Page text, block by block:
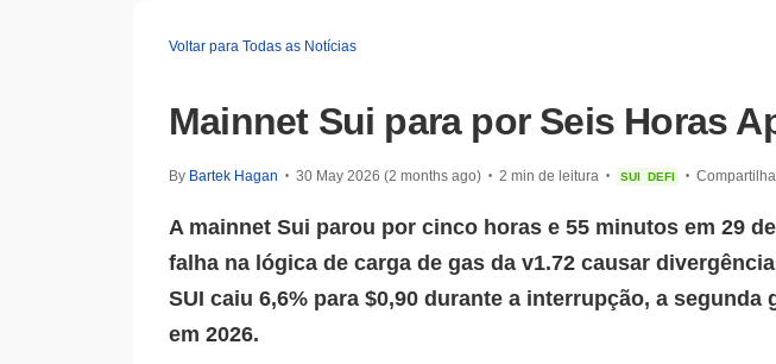
Voltar para Todas as Notícias
Mainnet Sui para por Seis Horas
By Bartek Hagan • 30 May 2026 (2 months ago) • 2 min de leitura • SUI DEFI •
A mainnet Sui parou por cinco horas e 55 minutos em 29
falha na lógica de carga de gas da v1.72 causar
SUI caiu 6,6% para $0,90 durante a interrupção, a segunda
em 2026.